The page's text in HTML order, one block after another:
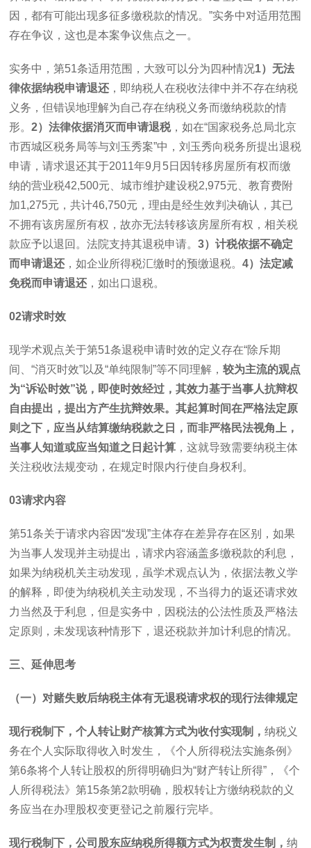
因，都有可能出现多征多缴税款的情况。”实务中对适用范围
存在争议，这也是本案争议焦点之一。
实务中，第51条适用范围，大致可以分为四种情况1）无法
律依据纳税申请退还 ，即纳税人在税收法律中并不存在纳税
义务，但错误地理解为自己存在纳税义务而缴纳税款的情
形。2）法律依据消灭而申请退税，如在“国家税务总局北京
市西城区税务局等与刘玉秀案”中，刘玉秀向税务所提出退税
申请，请求退还其于2011年9 月 5日因转移房屋所有权而缴
纳的营业税42,500元、城市维护建设税2,975元、教育费附
加1,275元，共计46,750元，理由是经生效判决确认，其已
不拥有该房屋所有权，故亦无法转移该房屋所有权，相关税
款应予以退回。法院支持其退税申请。3）计税依据不确定
而申请退还 ，如企业所得税汇缴时的预缴退税。4）法定减
免税而申请退还 ，如出口退税。
02请求时效
现学术观点关于第51条退税申请时效的定义存在“除斥期
间、“消灭时效”以及“单纯限制”等不同理解，较为主流的观点
为“诉讼时效”说，即使时效经过，其效力基于当事人抗辩权
自由提出，提出方产生抗辩效果。其起算时间在严格法定原
则之下，应当从结算缴纳税款之日，而非严格民法视角上，
当事人知道或应当知道之日起计算 ，这就导致需要纳税主体
关注税收法规变动，在规定时限内行使自身权利。
03请求内容
第51条关于请求内容因“发现”主体存在差异存在区别，如果
为当事人发现并主动提出，请求内容涵盖多缴税款的利息，
如果为纳税机关主动发现，虽学术观点认为，依据法教义学
的解释，即使为纳税机关主动发现，不当得力的返还请求效
力当然及于利息，但是实务中，因税法的公法性质及严格法
定原则，未发现该种情形下，退还税款并加计利息的情况。
三、延伸思考
（一）对赌失败后纳税主体有无退税请求权的现行法律规定
现行税制下，个人转让财产核算方式为收付实现制，纳税义
务在个人实际取得收入时发生，《个人所得税法实施条例》
第6条将个人转让股权的所得明确归为“财产转让所得”，《个
人所得税法》第15条第2款明确，股权转让方缴纳税款的义
务应当在办理股权变更登记之前履行完毕。
现行税制下，公司股东应纳税所得额方式为权责发生制，纳